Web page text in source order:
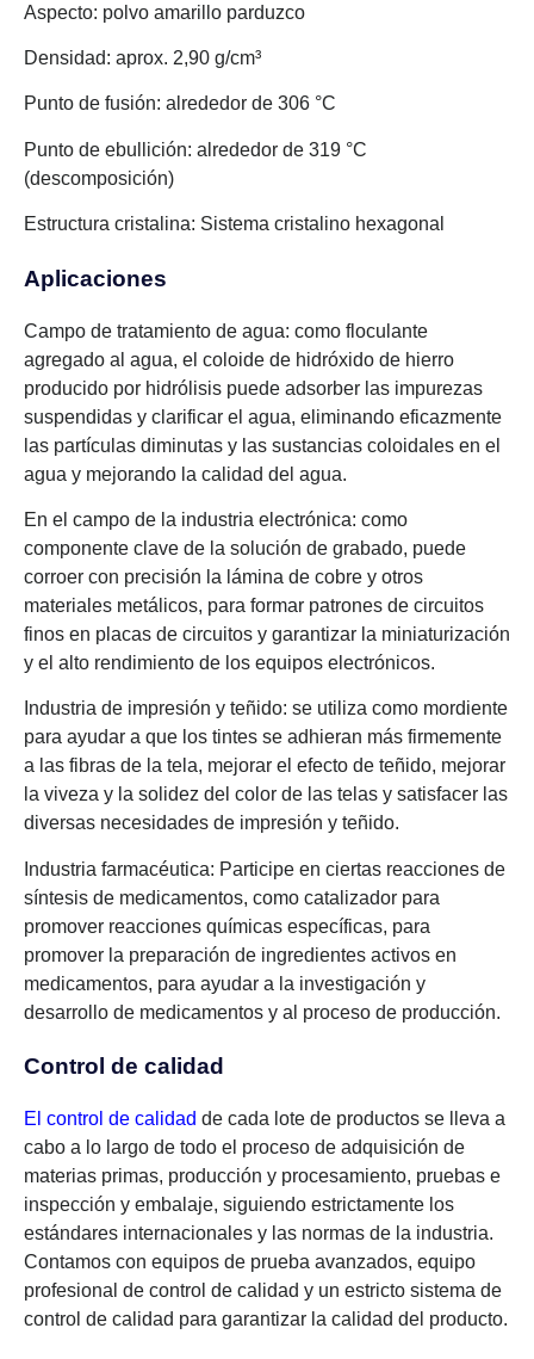
Aspecto: polvo amarillo parduzco
Densidad: aprox. 2,90 g/cm³
Punto de fusión: alrededor de 306 °C
Punto de ebullición: alrededor de 319 °C
(descomposición)
Estructura cristalina: Sistema cristalino hexagonal
Aplicaciones
Campo de tratamiento de agua: como floculante
agregado al agua, el coloide de hidróxido de hierro
producido por hidrólisis puede adsorber las impurezas
suspendidas y clarificar el agua, eliminando eficazmente
las partículas diminutas y las sustancias coloidales en el
agua y mejorando la calidad del agua.
En el campo de la industria electrónica: como
componente clave de la solución de grabado, puede
corroer con precisión la lámina de cobre y otros
materiales metálicos, para formar patrones de circuitos
finos en placas de circuitos y garantizar la miniaturización
y el alto rendimiento de los equipos electrónicos.
Industria de impresión y teñido: se utiliza como mordiente
para ayudar a que los tintes se adhieran más firmemente
a las fibras de la tela, mejorar el efecto de teñido, mejorar
la viveza y la solidez del color de las telas y satisfacer las
diversas necesidades de impresión y teñido.
Industria farmacéutica: Participe en ciertas reacciones de
síntesis de medicamentos, como catalizador para
promover reacciones químicas específicas, para
promover la preparación de ingredientes activos en
medicamentos, para ayudar a la investigación y
desarrollo de medicamentos y al proceso de producción.
Control de calidad
El control de calidad de cada lote de productos se lleva a
cabo a lo largo de todo el proceso de adquisición de
materias primas, producción y procesamiento, pruebas e
inspección y embalaje, siguiendo estrictamente los
estándares internacionales y las normas de la industria.
Contamos con equipos de prueba avanzados, equipo
profesional de control de calidad y un estricto sistema de
control de calidad para garantizar la calidad del producto.